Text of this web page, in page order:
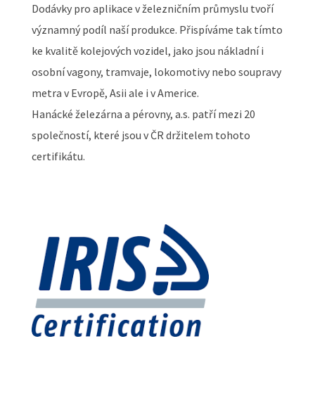
Dodávky pro aplikace v železničním průmyslu tvoří
významný podíl naší produkce. Přispíváme tak tímto
ke kvalitě kolejových vozidel, jako jsou nákladní i
osobní vagony, tramvaje, lokomotivy nebo soupravy
metra v Evropě, Asii ale i v Americe.
Hanácké železárna a pérovny, a.s. patří mezi 20
společností, které jsou v ČR držitelem tohoto
certifikátu.